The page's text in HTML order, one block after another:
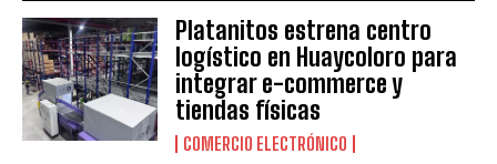
Platanitos estrena centro
logístico en Huaycoloro para
integrar e-commerce y
tiendas físicas
COMERCIO ELECTRÓNICO